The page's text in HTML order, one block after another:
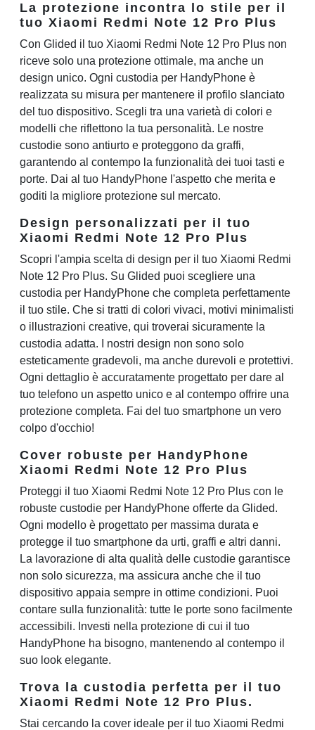
La protezione incontra lo stile per il
tuo Xiaomi Redmi Note 12 Pro Plus
Con Glided il tuo Xiaomi Redmi Note 12 Pro Plus non
riceve solo una protezione ottimale, ma anche un
design unico. Ogni custodia per HandyPhone è
realizzata su misura per mantenere il profilo slanciato
del tuo dispositivo. Scegli tra una varietà di colori e
modelli che riflettono la tua personalità. Le nostre
custodie sono antiurto e proteggono da graffi,
garantendo al contempo la funzionalità dei tuoi tasti e
porte. Dai al tuo HandyPhone l'aspetto che merita e
goditi la migliore protezione sul mercato.
Design personalizzati per il tuo
Xiaomi Redmi Note 12 Pro Plus
Scopri l'ampia scelta di design per il tuo Xiaomi Redmi
Note 12 Pro Plus. Su Glided puoi scegliere una
custodia per HandyPhone che completa perfettamente
il tuo stile. Che si tratti di colori vivaci, motivi minimalisti
o illustrazioni creative, qui troverai sicuramente la
custodia adatta. I nostri design non sono solo
esteticamente gradevoli, ma anche durevoli e protettivi.
Ogni dettaglio è accuratamente progettato per dare al
tuo telefono un aspetto unico e al contempo offrire una
protezione completa. Fai del tuo smartphone un vero
colpo d'occhio!
Cover robuste per HandyPhone
Xiaomi Redmi Note 12 Pro Plus
Proteggi il tuo Xiaomi Redmi Note 12 Pro Plus con le
robuste custodie per HandyPhone offerte da Glided.
Ogni modello è progettato per massima durata e
protegge il tuo smartphone da urti, graffi e altri danni.
La lavorazione di alta qualità delle custodie garantisce
non solo sicurezza, ma assicura anche che il tuo
dispositivo appaia sempre in ottime condizioni. Puoi
contare sulla funzionalità: tutte le porte sono facilmente
accessibili. Investi nella protezione di cui il tuo
HandyPhone ha bisogno, mantenendo al contempo il
suo look elegante.
Trova la custodia perfetta per il tuo
Xiaomi Redmi Note 12 Pro Plus.
Stai cercando la cover ideale per il tuo Xiaomi Redmi